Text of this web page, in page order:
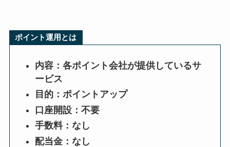
ポイント運用とは
内容：各ポイント会社が提供しているサ
ービス
目的：ポイントアップ
口座開設：不要
手数料：なし
配当金：なし